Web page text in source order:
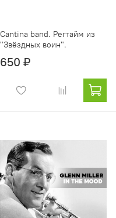
Cantina band. Регтайм из
"Звёздных воин".
650 ₽